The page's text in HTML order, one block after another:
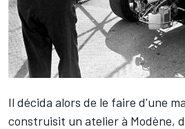
Il décida alors de le faire d'une
construisit un atelier à Modène,